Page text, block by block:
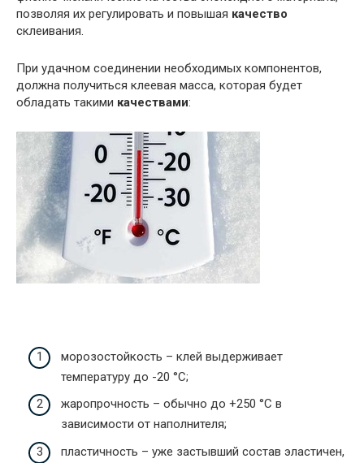
позволяя их регулировать и повышая качество
склеивания.
При удачном соединении необходимых компонентов,
должна получиться клеевая масса, которая будет
обладать такими качествами:
морозостойкость – клей выдерживает
температуру до -20 °С;
жаропрочность – обычно до +250 °С в
зависимости от наполнителя;
пластичность – уже застывший состав эластичен,